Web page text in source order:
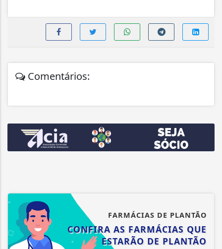
Comentários:
FARMÁCIAS DE PLANTÃO
CONFIRA AS FARMÁCIAS QUE
ESTARÃO DE PLANTÃO